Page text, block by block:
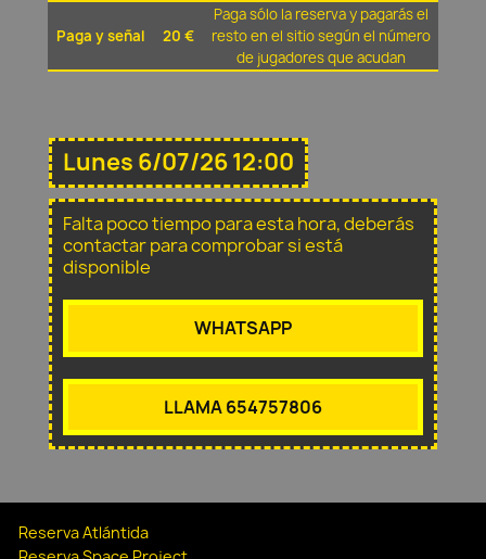
Paga y señal 20 €
Paga sólo la reserva y pagarás el
resto en el sitio según el número
de jugadores que acudan
Lunes 6/07/26 12:00
Falta poco tiempo para esta hora, deberás
contactar para comprobar si está
disponible
WHATSAPP
LLAMA 654757806
Reserva Atlántida